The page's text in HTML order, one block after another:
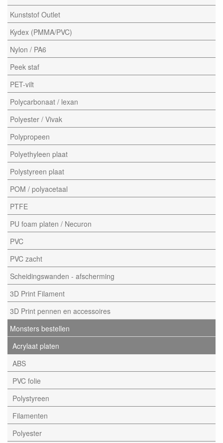
Kunststof Outlet
Kydex (PMMA/PVC)
Nylon / PA6
Peek staf
PET-vilt
Polycarbonaat / lexan
Polyester / Vivak
Polypropeen
Polyethyleen plaat
Polystyreen plaat
POM / polyacetaal
PTFE
PU foam platen / Necuron
PVC
PVC zacht
Scheidingswanden - afscherming
3D Print Filament
3D Print pennen en accessoires
Monsters bestellen
Acrylaat platen
ABS
PVC folie
Polystyreen
Filamenten
Polyester